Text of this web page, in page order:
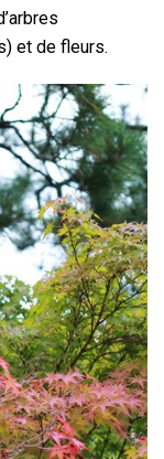
et de fleurs.